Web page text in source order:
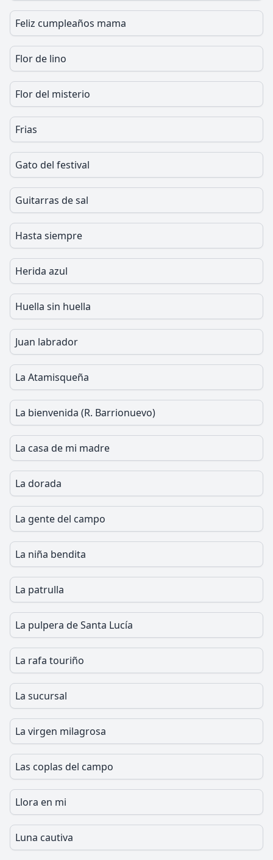
Feliz cumpleaños mama
Flor de lino
Flor del misterio
Frias
Gato del festival
Guitarras de sal
Hasta siempre
Herida azul
Huella sin huella
Juan labrador
La Atamisqueña
La bienvenida (R. Barrionuevo)
La casa de mi madre
La dorada
La gente del campo
La niña bendita
La patrulla
La pulpera de Santa Lucía
La rafa touriño
La sucursal
La virgen milagrosa
Las coplas del campo
Llora en mi
Luna cautiva